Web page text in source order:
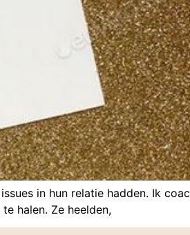
in hun relatie hadden. Ik
halen. Ze heelden,